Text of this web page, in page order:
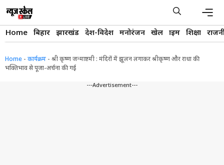
content
Home बिहार झारखंड देश-विदेश मनोरंजन खेल क्राइम शिक्षा
Home - कार्यक्रम - श्री कृष्ण जन्माष्टमी : मंदिरों में झूलन लगाकर श्रीकृष्ण और राधा की
भक्तिभाव से पूजा-अर्चना की गई
---Advertisement---